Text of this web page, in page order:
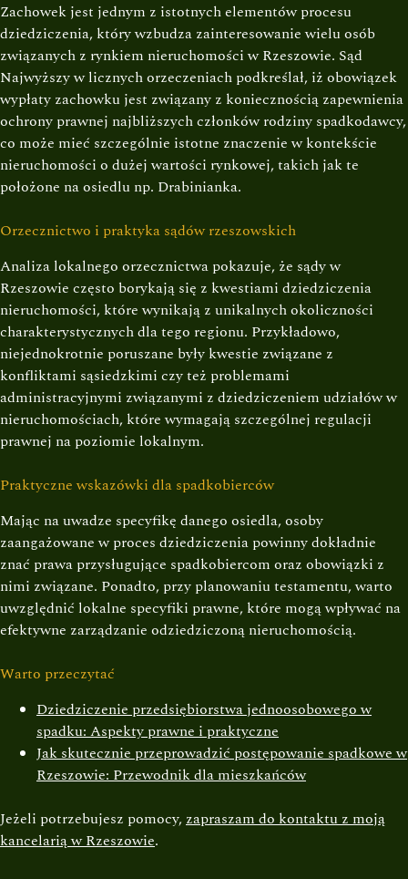
Zachowek jest jednym z istotnych elementów procesu
dziedziczenia, który wzbudza zainteresowanie wielu osób
związanych z rynkiem nieruchomości w Rzeszowie. Sąd
Najwyższy w licznych orzeczeniach podkreślał, iż obowiązek
wypłaty zachowku jest związany z koniecznością zapewnienia
ochrony prawnej najbliższych członków rodziny spadkodawcy,
co może mieć szczególnie istotne znaczenie w kontekście
nieruchomości o dużej wartości rynkowej, takich jak te
położone na osiedlu np. Drabinianka.
Orzecznictwo i praktyka sądów rzeszowskich
Analiza lokalnego orzecznictwa pokazuje, że sądy w
Rzeszowie często borykają się z kwestiami dziedziczenia
nieruchomości, które wynikają z unikalnych okoliczności
charakterystycznych dla tego regionu. Przykładowo,
niejednokrotnie poruszane były kwestie związane z
konfliktami sąsiedzkimi czy też problemami
administracyjnymi związanymi z dziedziczeniem udziałów w
nieruchomościach, które wymagają szczególnej regulacji
prawnej na poziomie lokalnym.
Praktyczne wskazówki dla spadkobierców
Mając na uwadze specyfikę danego osiedla, osoby
zaangażowane w proces dziedziczenia powinny dokładnie
znać prawa przysługujące spadkobiercom oraz obowiązki z
nimi związane. Ponadto, przy planowaniu testamentu, warto
uwzględnić lokalne specyfiki prawne, które mogą wpływać na
efektywne zarządzanie odziedziczoną nieruchomością.
Warto przeczytać
Dziedziczenie przedsiębiorstwa jednoosobowego w
spadku: Aspekty prawne i praktyczne
Jak skutecznie przeprowadzić postępowanie spadkowe w
Rzeszowie: Przewodnik dla mieszkańców
Jeżeli potrzebujesz pomocy, zapraszam do kontaktu z moją
kancelarią w Rzeszowie.